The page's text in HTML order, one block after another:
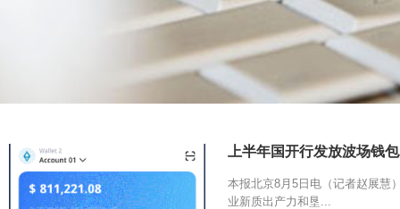
上半年国开行发放波场钱
本报北京8月5日电（记者赵展慧
业新质出产力和垦...